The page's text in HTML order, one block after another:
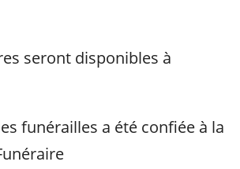
seront disponibles à
funérailles a été confiée à la